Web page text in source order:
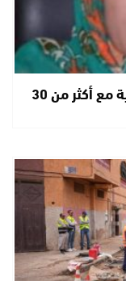
زلزال سياسي بالعيون… استقالة جماعية مع أكثر من 30